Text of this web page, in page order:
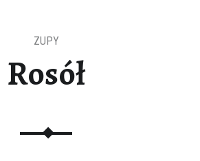
Rosół
ZUPY